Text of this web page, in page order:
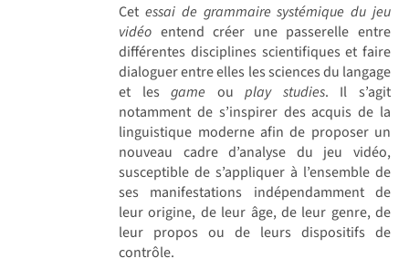
Cet essai de grammaire systémique du jeu
vidéo entend créer une passerelle entre
différentes disciplines scientifiques et faire
dialoguer entre elles les sciences du langage
et lesgame ouplay studies. Il s’agit
notamment de s’inspirer des acquis de la
linguistique moderne afin de proposer un
nouveau cadre d’analyse du jeu vidéo,
susceptible de s’appliquer à l’ensemble de
ses manifestations indépendamment de
leur origine, de leur âge, de leur genre, de
leur propos ou de leurs dispositifs de
contrôle.